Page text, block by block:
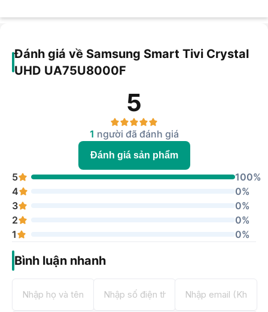
Đánh giá về Samsung Smart Tivi Crystal
UHD UA75U8000F
5
1 người đã đánh giá
Đánh giá sản phẩm
5
100%
4
0%
3
0%
2
0%
1
0%
Bình luận nhanh